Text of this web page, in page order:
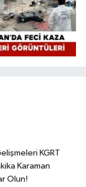
KGRT
Karaman
Olun!